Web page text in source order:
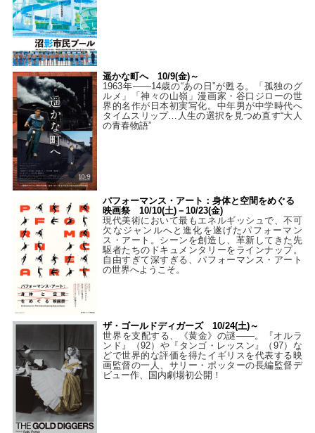
遥かな町へ 10/9(金)～
1963年――14歳の“あの日”が甦る。「孤独のグ
ルメ」「神々の山嶺」漫画家・谷口ジローの世
界的名作が日本初実写化。中年男が中学時代へ
タイムスリップ…人生の選択を見つめ直す“大人
の青春物語”
パフォーマンス・アート：身体と空間をめぐる
映画祭 10/10(土)－10/23(金)
現代美術において最もエネルギッシュで、不可
欠なジャンルへと進化を遂げたパフォーマン
ス・アート。シーンを創造し、革新してきた先
駆者たちのドキュメンタリーをラインナップ。
自由すぎて深すぎる、パフォーマンス・アート
の世界へようこそ。
ザ・ゴールドディガーズ 10/24(土)～
世界を支配する、《黄金》の謎――。『オルラ
ンド』（92）や『タンゴ・レッスン』（97）な
どで世界的な評価を得たイギリスを代表する映
画監督の一人、サリー・ポッターの長編監督デ
ビュー作、国内劇場初公開！